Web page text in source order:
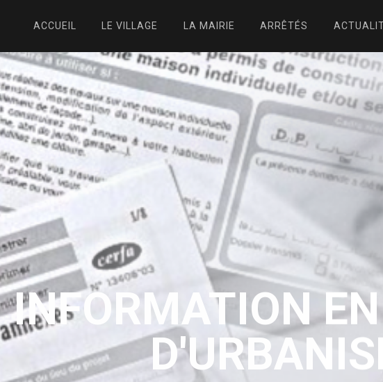
ACCUEIL LE VILLAGE LA MAIRIE ARRÊTÉS
INFORMATION